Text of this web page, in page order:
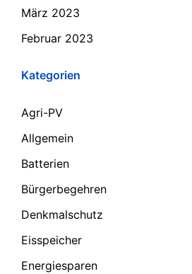
März 2023
Februar 2023
Kategorien
Agri-PV
Allgemein
Batterien
Bürgerbegehren
Denkmalschutz
Eisspeicher
Energiesparen